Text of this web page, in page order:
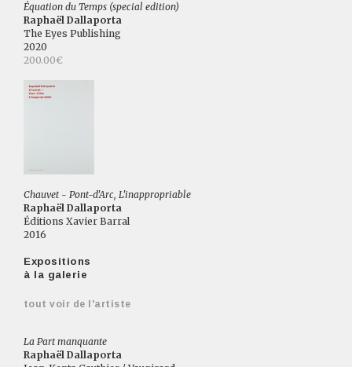
Équation du Temps (special edition)
Raphaël Dallaporta
The Eyes Publishing
2020
200.00€
Chauvet - Pont-d'Arc, L'inappropriable
Raphaël Dallaporta
Éditions Xavier Barral
2016
Expositions
à la galerie
tout voir de l'artiste
La Part manquante
Raphaël Dallaporta